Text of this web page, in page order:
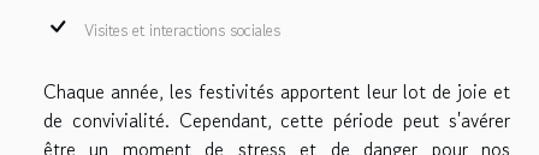
Visites et interactions sociales
Chaque année, les festivités apportent leur lot de joie et
de convivialité. Cependant, cette période peut s'avérer